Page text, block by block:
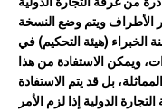
الأطرافويتموضعالنسخة
الخبراء (هيئةالتحكيم)في
ويمكنالاستفادة منهذا
المماثلة،بلقديتمالاستفادة
التجارةالدوليةإذالزمالأمر